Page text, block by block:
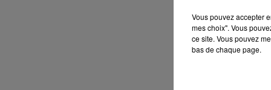
Vous pouvez accepter
mes choix". Vous
ce site. Vous pouvez
bas de chaque page.